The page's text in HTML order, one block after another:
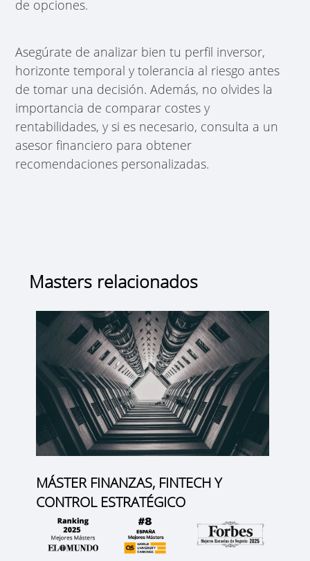
de opciones.
Asegúrate de analizar bien tu perfil inversor,
horizonte temporal y tolerancia al riesgo antes
de tomar una decisión. Además, no olvides la
importancia de comparar costes y
rentabilidades, y si es necesario, consulta a un
asesor financiero para obtener
recomendaciones personalizadas.
Masters relacionados
MÁSTER FINANZAS, FINTECH Y
CONTROL ESTRATÉGICO